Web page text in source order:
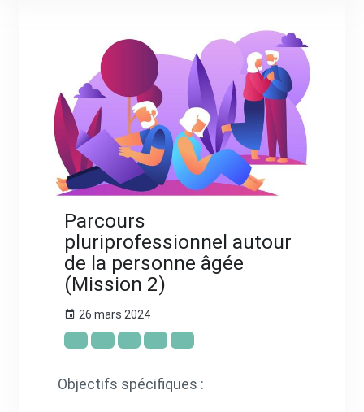
Parcours
pluriprofessionnel autour
de la personne âgée
(Mission 2)
26 mars 2024
Objectifs spécifiques :